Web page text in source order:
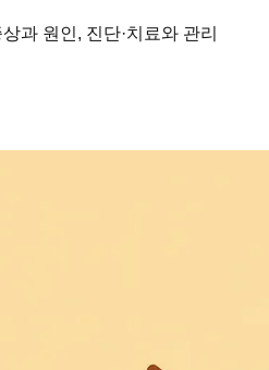
과 원인, 진단·치료와 관리